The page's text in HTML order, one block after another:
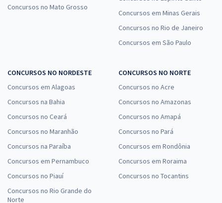
Concursos no Mato Grosso
Concursos em Minas Gerais
Concursos no Rio de Janeiro
Concursos em São Paulo
CONCURSOS NO NORDESTE
Concursos em Alagoas
Concursos na Bahia
Concursos no Ceará
Concursos no Maranhão
Concursos na Paraíba
Concursos em Pernambuco
Concursos no Piauí
Concursos no Rio Grande do
Norte
CONCURSOS NO NORTE
Concursos no Acre
Concursos no Amazonas
Concursos no Amapá
Concursos no Pará
Concursos em Rondônia
Concursos em Roraima
Concursos no Tocantins